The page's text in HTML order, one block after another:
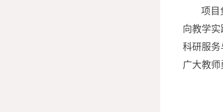
项目
向教学
科研服
广大教